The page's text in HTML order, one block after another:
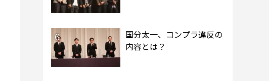
6
国分太一、コンプラ違反の
内容とは？